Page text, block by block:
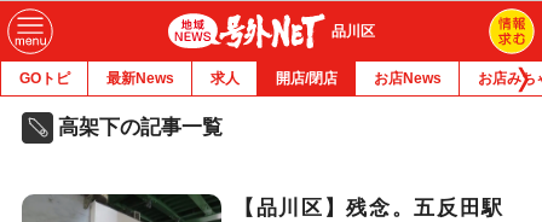
品川区
GOトピ 最新News 求人 開店/閉店 お店News お店みち
高架下の記事一覧
【品川区】残念。五反田駅